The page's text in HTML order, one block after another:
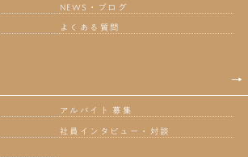
NEWS・ブログ
よくある質問
→
アルバイト 募集
社員インタビュー・対談